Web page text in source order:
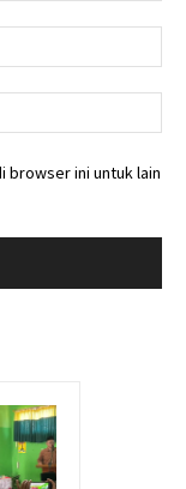
browser ini untuk lain